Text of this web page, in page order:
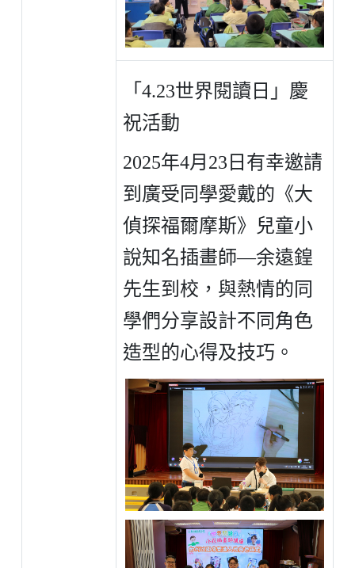
「4.23世界閱讀日」慶
祝活動
2025年4月23日有幸邀請
到廣受同學愛戴的《大
偵探福爾摩斯》兒童小
說知名插畫師―余遠鍠
先生到校，與熱情的同
學們分享設計不同角色
造型的心得及技巧。